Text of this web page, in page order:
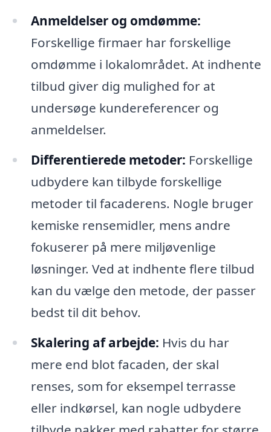
Anmeldelser og omdømme:
Forskellige firmaer har forskellige
omdømme i lokalområdet. At indhente
tilbud giver dig mulighed for at
undersøge kundereferencer og
anmeldelser.
Differentierede metoder: Forskellige
udbydere kan tilbyde forskellige
metoder til facaderens. Nogle bruger
kemiske rensemidler, mens andre
fokuserer på mere miljøvenlige
løsninger. Ved at indhente flere tilbud
kan du vælge den metode, der passer
bedst til dit behov.
Skalering af arbejde: Hvis du har
mere end blot facaden, der skal
renses, som for eksempel terrasse
eller indkørsel, kan nogle udbydere